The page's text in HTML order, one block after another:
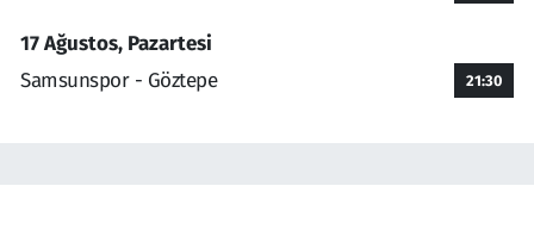
17 Ağustos, Pazartesi
Samsunspor - Göztepe
21:30